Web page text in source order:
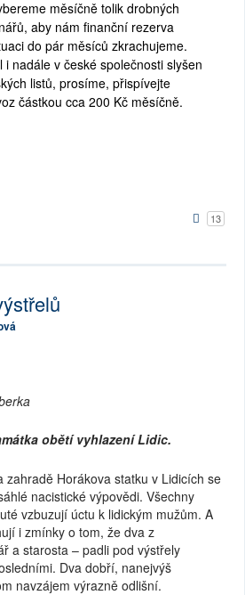
měsíčně tolik drobných
aby nám finanční rezerva
do pár měsíců zkrachujeme.
i nadále v české společnosti slyšen
listů, prosíme, přispívejte
částkou cca 200 Kč měsíčně.
13
obětí vyhlazení Lidic.
zahradě Horákova statku v Lidicích se
nacistické výpovědi. Všechny
vzbuzují úctu k lidickým mužům. A
i zmínky o tom, že dva z
a starosta – padli pod výstřely
Dva dobří, nanejvýš
navzájem výrazně odlišní.